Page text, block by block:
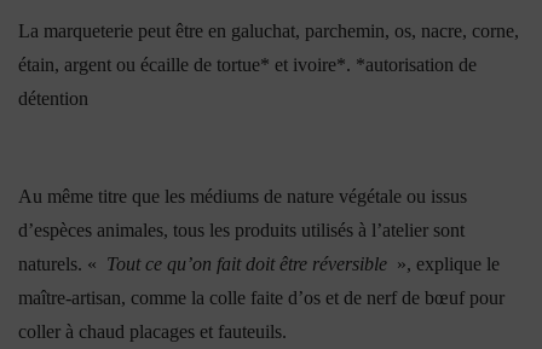
La marqueterie peut être en galuchat, parchemin, os, nacre, corne,
étain, argent ou écaille de tortue* et ivoire*. *autorisation de
détention
Au même titre que les médiums de nature végétale ou issus
d’espèces animales, tous les produits utilisés à l’atelier sont
naturels. « Tout ce qu’on fait doit être réversible », explique le
maître-artisan, comme la colle faite d’os et de nerf de bœuf pour
coller à chaud placages et fauteuils.